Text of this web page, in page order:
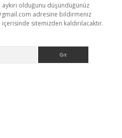
olduğunu düşündüğünüz
adresine bildirmeniz
sitemizden kaldırılacaktır.